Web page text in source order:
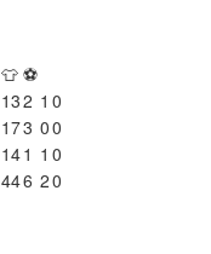
👕 ⚽
132 1 0
173 00
141 1 0
446 20